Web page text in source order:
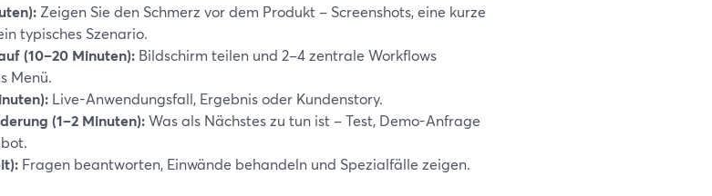
Zeigen Sie den Schmerz vor dem Produkt – Screenshots, eine kurze
typisches Szenario.
(10–20 Minuten): Bildschirm teilen und 2–4 zentrale Workflows
Menü.
Live-Anwendungsfall, Ergebnis oder Kundenstory.
(1–2 Minuten):Was als Nächstes zu tun ist – Test, Demo-Anfrage
Fragen beantworten, Einwände behandeln und Spezialfälle zeigen.